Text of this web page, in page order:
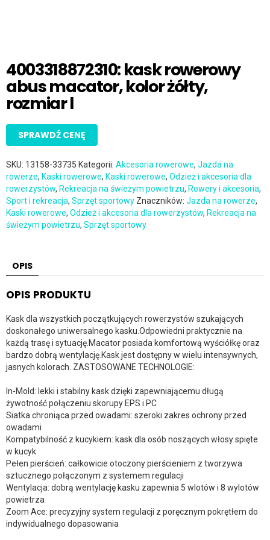
4003318872310: kask rowerowy
abus macator, kolor żółty,
rozmiar l
SPRAWDŹ CENĘ
SKU: 13158-33735 Kategorii: Akcesoria rowerowe, Jazda na
rowerze, Kaski rowerowe, Kaski rowerowe, Odzież i akcesoria dla
rowerzystów, Rekreacja na świeżym powietrzu, Rowery i akcesoria,
Sport i rekreacja, Sprzęt sportowy Znaczników: Jazda na rowerze,
Kaski rowerowe, Odzież i akcesoria dla rowerzystów, Rekreacja na
świeżym powietrzu, Sprzęt sportowy
OPIS
OPIS PRODUKTU
Kask dla wszystkich początkujących rowerzystów szukających
doskonałego uniwersalnego kasku.Odpowiedni praktycznie na
każdą trasę i sytuację.Macator posiada komfortową wyściółkę oraz
bardzo dobrą wentylację.Kask jest dostępny w wielu intensywnych,
jasnych kolorach. ZASTOSOWANE TECHNOLOGIE:
In-Mold: lekki i stabilny kask dzięki zapewniającemu długą
żywotność połączeniu skorupy EPS i PC
Siatka chroniąca przed owadami: szeroki zakres ochrony przed
owadami
Kompatybilność z kucykiem: kask dla osób noszących włosy spięte
w kucyk
Pełen pierścień: całkowicie otoczony pierścieniem z tworzywa
sztucznego połączonym z systemem regulacji
Wentylacja: dobrą wentylację kasku zapewnia 5 wlotów i 8 wylotów
powietrza
Zoom Ace: precyzyjny system regulacji z poręcznym pokrętłem do
indywidualnego dopasowania